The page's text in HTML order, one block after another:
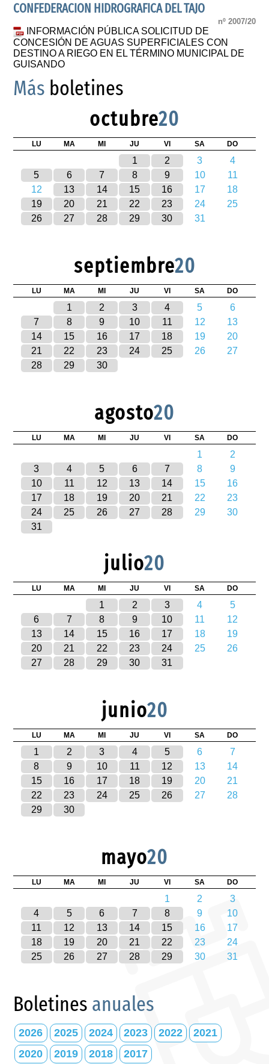
CONFEDERACION HIDROGRAFICA DEL TAJO
nº 2007/20
INFORMACIÓN PÚBLICA SOLICITUD DE
CONCESIÓN DE AGUAS SUPERFICIALES CON
DESTINO A RIEGO EN EL TÉRMINO MUNICIPAL DE
GUISANDO
Más boletines
octubre20
LU MA MI JU VI SA DO
1 2 3
4
5
6 7 8 9 10
11
12
13 14 15 16 17
18
19
20 21 22 23 24
25
26
27 28 29 30 31
septiembre20
LU MA MI JU VI SA DO
1 2 3 4 5
6
7
8 9 10 11 12
13
14
15 16 17 18 19
20
21
22 23 24 25 26
27
28
29 30
agosto20
LU MA MI JU VI SA DO
1
2
3
4 5 6 7 8
9
10
11 12 13 14 15
16
17
18 19 20 21 22
23
24
25 26 27 28 29
30
31
julio20
LU MA MI JU VI SA DO
1 2 3 4
5
6
7 8 9 10 11
12
13
14 15 16 17 18
19
20
21 22 23 24 25
26
27
28 29 30 31
junio20
LU MA MI JU VI SA DO
1 2 3 4 5 6
7
8
9 10 11 12 13
14
15
16 17 18 19 20
21
22
23 24 25 26 27
28
29
30
mayo20
LU MA MI JU VI SA DO
1 2
3
4
5 6 7 8 9
10
11
12 13 14 15 16
17
18
19 20 21 22 23
24
25
26 27 28 29 30 31
Boletines anuales
2026 2025 2024 2023 2022
2021
2020
2019 2018 2017